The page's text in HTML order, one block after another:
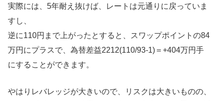
実際には、5年耐え抜けば、レートは元通りに戻っていま
すし、
逆に110円まで上がったとすると、スワップポイントの84
万円にプラスで、為替差益2212(110/93-1)＝+404万円手
にすることができます。
やはりレバレッジが大きいので、リスクは大きいものの、